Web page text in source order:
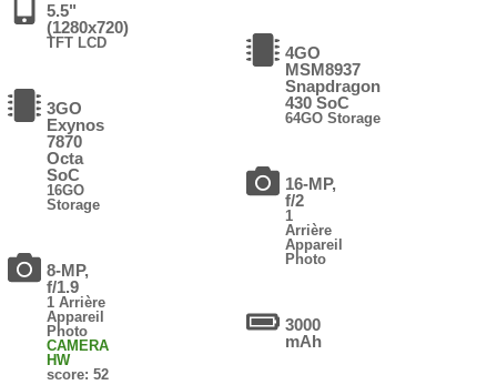
5.5"
(1280x720)
TFT LCD
3GO
Exynos
7870
Octa
SoC
16GO
Storage
8-MP,
f/1.9
1 Arrière
Appareil
Photo
CAMERA
HW
score: 52
4GO
MSM8937
Snapdragon
430 SoC
64GO Storage
16-MP,
f/2
1
Arrière
Appareil
Photo
3000
mAh